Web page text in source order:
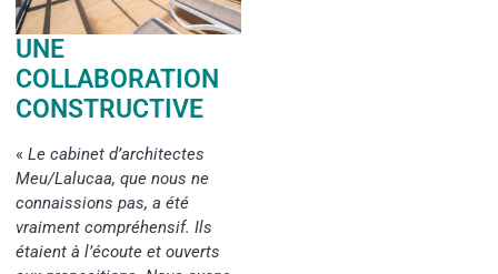
UNE
COLLABORATION
CONSTRUCTIVE
« Le cabinet d’architectes
Meu/Lalucaa, que nous ne
connaissions pas, a été
vraiment compréhensif. Ils
étaient à l’écoute et ouverts